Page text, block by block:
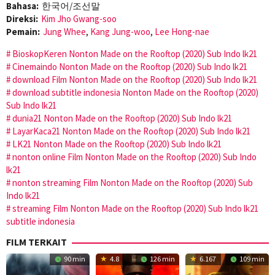
Bahasa: 한국어/조선말
Direksi: Kim Jho Gwang-soo
Pemain: Jung Whee, Kang Jung-woo, Lee Hong-nae
BioskopKeren Nonton Made on the Rooftop (2020) Sub Indo lk21
Cinemaindo Nonton Made on the Rooftop (2020) Sub Indo lk21
download Film Nonton Made on the Rooftop (2020) Sub Indo lk21
download subtitle indonesia Nonton Made on the Rooftop (2020)
Sub Indo lk21
dunia21 Nonton Made on the Rooftop (2020) Sub Indo lk21
LayarKaca21 Nonton Made on the Rooftop (2020) Sub Indo lk21
LK21 Nonton Made on the Rooftop (2020) Sub Indo lk21
nonton online Film Nonton Made on the Rooftop (2020) Sub Indo
lk21
nonton streaming Film Nonton Made on the Rooftop (2020) Sub
Indo lk21
streaming Film Nonton Made on the Rooftop (2020) Sub Indo lk21
subtitle indonesia
FILM TERKAIT
90 min 4.8 126 min 6.167 109 min